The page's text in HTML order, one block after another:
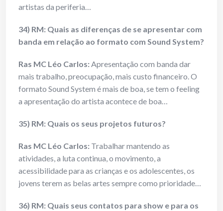
artistas da periferia…
34) RM: Quais as diferenças de se apresentar com
banda em relação ao formato com Sound System?
Ras MC Léo Carlos:Apresentação com banda dar
mais trabalho, preocupação, mais custo financeiro. O
formato Sound System é mais de boa, se tem o feeling
a apresentação do artista acontece de boa…
35) RM: Quais os seus projetos futuros?
Ras MC Léo Carlos: Trabalhar mantendo as
atividades, a luta continua, o movimento, a
acessibilidade para as crianças e os adolescentes, os
jovens terem as belas artes sempre como prioridade…
36) RM: Quais seus contatos para show e para os